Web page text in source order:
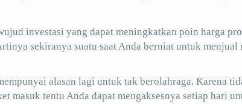
investasi yang dapat meningkatkan poin harga
sekiranya suatu saat Anda berniat untuk menjual
alasan lagi untuk tak berolahraga. Karena
masuk tentu Anda dapat mengaksesnya setiap hari